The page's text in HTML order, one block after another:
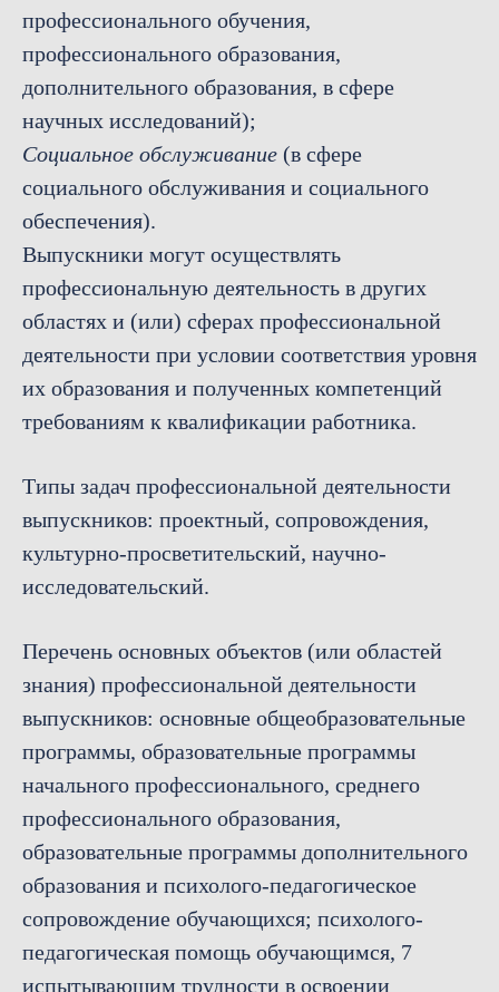
профессионального обучения,
профессионального образования,
дополнительного образования, в сфере
научных исследований);
Социальное обслуживание (в сфере
социального обслуживания и социального
обеспечения).
Выпускники могут осуществлять
профессиональную деятельность в других
областях и (или) сферах профессиональной
деятельности при условии соответствия уровня
их образования и полученных компетенций
требованиям к квалификации работника.
Типы задач профессиональной деятельности
выпускников: проектный, сопровождения,
культурно-просветительский, научно-
исследовательский.
Перечень основных объектов (или областей
знания) профессиональной деятельности
выпускников: основные общеобразовательные
программы, образовательные программы
начального профессионального, среднего
профессионального образования,
образовательные программы дополнительного
образования и психолого-педагогическое
сопровождение обучающихся; психолого-
педагогическая помощь обучающимся, 7
испытывающим трудности в освоении